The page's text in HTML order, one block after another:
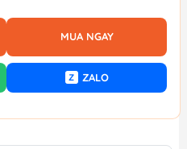
MUA NGAY
Z ZALO